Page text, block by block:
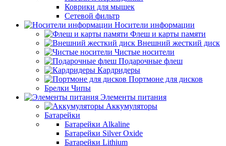
Коврики для мышек
Сетевой фильтр
Носители информации
Флеш и карты памяти
Внешний жесткий диск
Чистые носители
Подарочные флеш
Кардридеры
Портмоне для дисков
Брелки Чипы
Элементы питания
Аккумуляторы
Батарейки
Батарейки Alkaline
Батарейки Silver Oxide
Батарейки Lithium